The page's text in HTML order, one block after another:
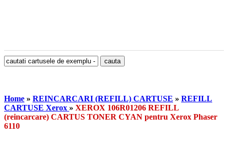
Home » REINCARCARI (REFILL) CARTUSE » REFILL
CARTUSE Xerox » XEROX 106R01206 REFILL
(reincarcare) CARTUS TONER CYAN pentru Xerox Phaser
6110